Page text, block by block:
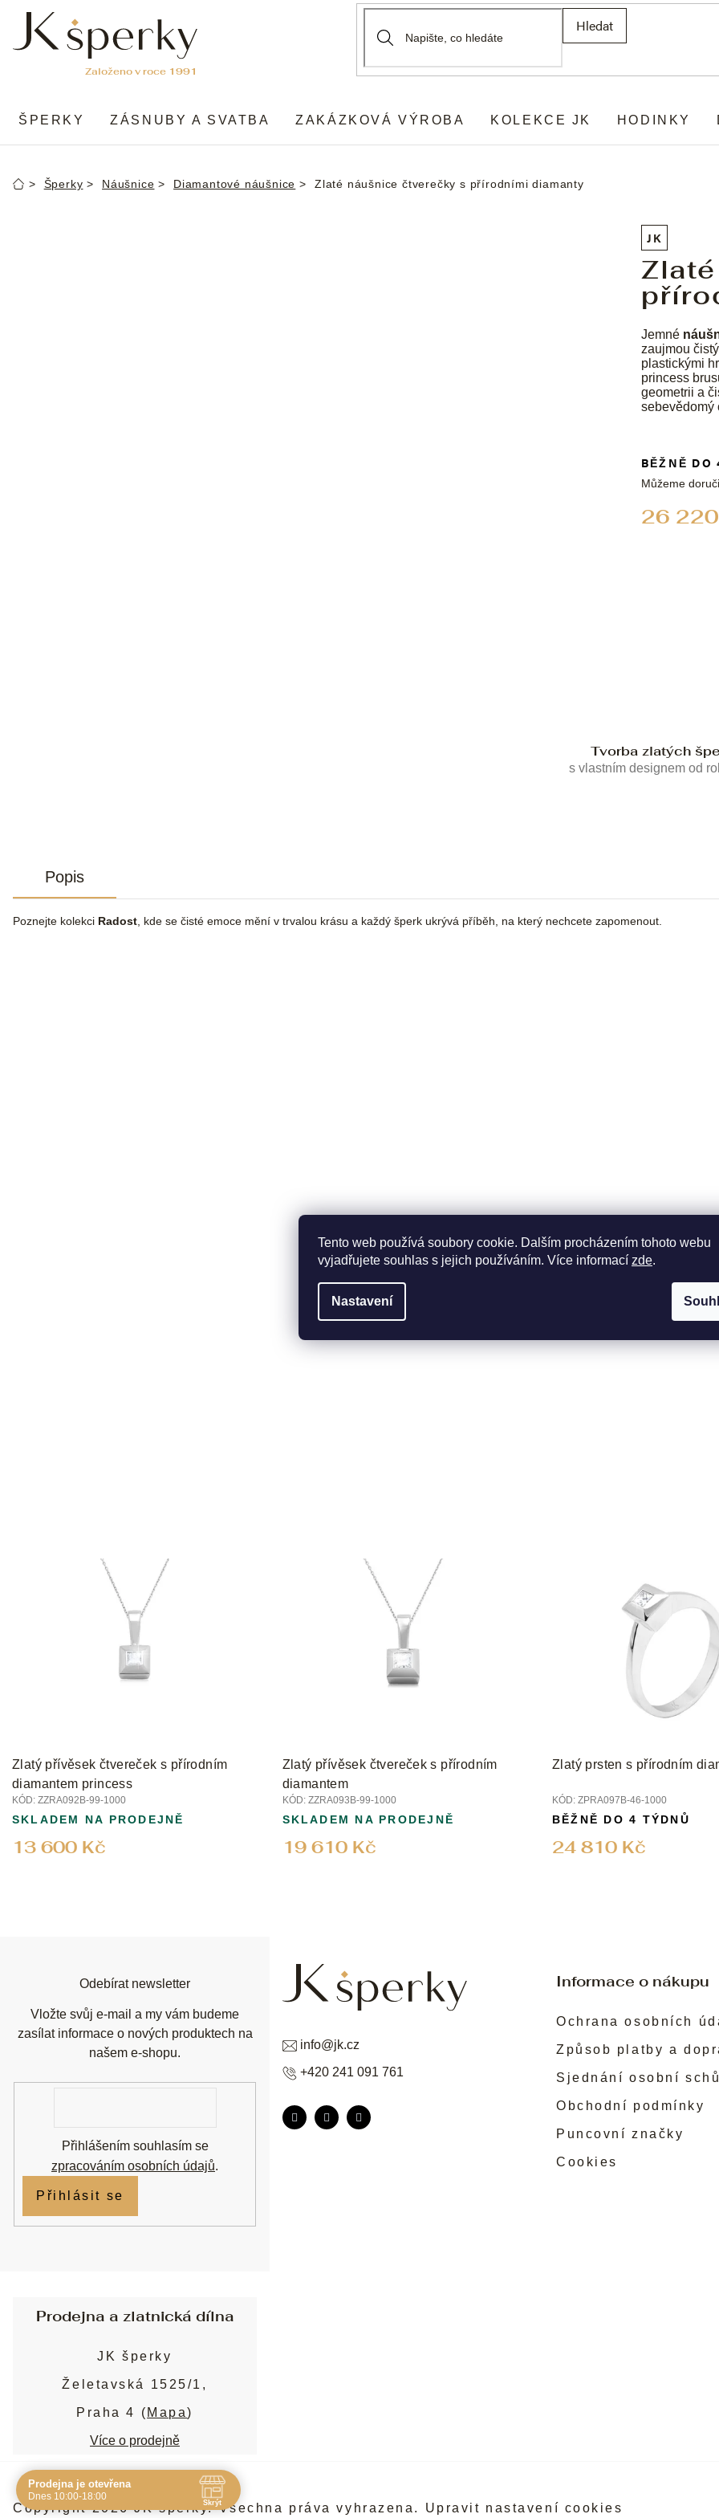
Tento web používá soubory cookie. Dalším procházením tohoto webu
vyjadřujete souhlas s jejich používáním. Více informací zde.
Nastavení
obsah
Hledat
ŠPERKY ZÁSNUBY A SVATBA ZAKÁZKOVÁ VÝROBA KOLEKCE JK HODINKY
DomůŠperky Náušnice Diamantové náušnice Zlaté náušnice čtverečky s přírodními diamanty
JK
Jemné
zaujmou
plastickými
princess
geometrii a
sebevědomý
26
BĚŽNĚ DO
Můžeme
Tvorba zlatých
s vlastním designem od
Popis
Poznejte kolekci Radost , kde se čisté emoce mění v trvalou krásu a každý šperk ukrývá příběh, na který nechcete zapomenout.
Zlatý přívěsek čtvereček s přírodním
diamantem princess
KÓD: ZZRA092B-99-1000
13 600 Kč
SKLADEM NA PRODEJNĚ
Zlatý přívěsek čtvereček s přírodním
diamantem
KÓD: ZZRA093B-99-1000
19 610 Kč
SKLADEM NA PRODEJNĚ
Zlatý prsten s přírodním
KÓD: ZPRA097B-46-1000
24 810 Kč
BĚŽNĚ DO 4 TÝDNŮ
Informace o nákupu
Ochrana osobních
Způsob platby a
Sjednání osobní
Obchodní podmínky
Puncovní značky
Cookies
info@jk.cz
+420 241 091 761
Odebírat newsletter
Vložte svůj e-mail a my vám budeme
zasílat informace o nových produktech na
našem e-shopu.
Přihlášením souhlasím se
zpracováním osobních údajů.
Přihlásit se
Prodejna a zlatnická dílna
JK šperky
Želetavská 1525/1,
Praha 4 ( Mapa)
Více o prodejně
Copyright 2026JK šperky. Všechna práva vyhrazena. Upravit nastavení cookies
Prodejna je otevřena
Dnes 10:00-18:00
Skrýt
Navštivte nás osobně